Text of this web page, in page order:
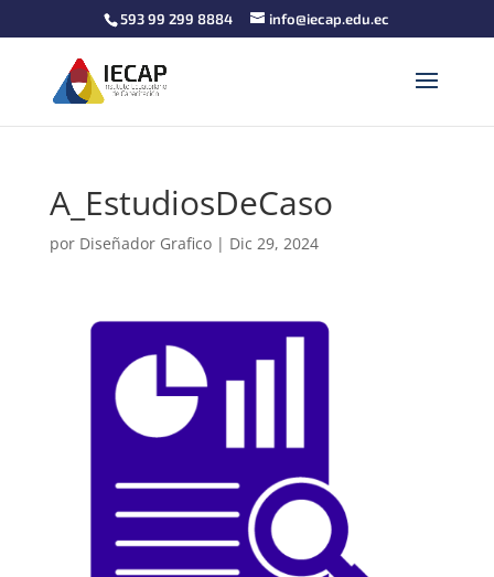
593 99 299 8884 info@iecap.edu.ec
A_EstudiosDeCaso
por Diseñador Grafico| Dic 29, 2024